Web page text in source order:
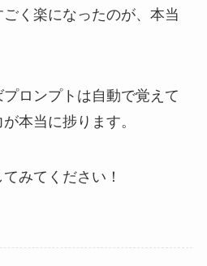
く楽になったのが、本当
ロンプトは自動で覚えて
本当に捗ります。
みてください！